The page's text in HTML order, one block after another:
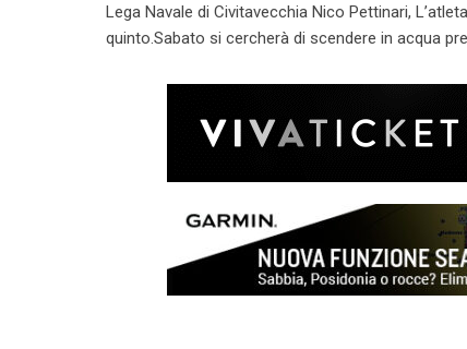
Lega Navale di Civitavecchia Nico Pettinari,
quinto.Sabato si cercherà di scendere in acqua